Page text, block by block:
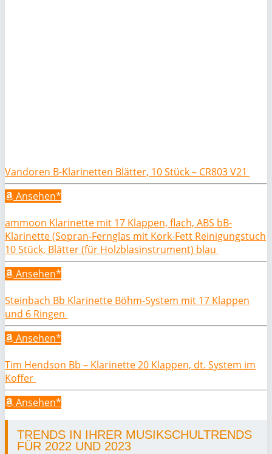
Vandoren B-Klarinetten Blätter, 10 Stück – CR803 V21
Ansehen*
ammoon Klarinette mit 17 Klappen, flach, ABS bB-
Klarinette (Sopran-Fernglas mit Kork-Fett Reinigungstuch
10 Stück, Blätter (für Holzblasinstrument) blau
Ansehen*
Steinbach Bb Klarinette Böhm-System mit 17 Klappen
und 6 Ringen
Ansehen*
Tim Hendson Bb – Klarinette 20 Klappen, dt. System im
Koffer
Ansehen*
TRENDS IN IHRER MUSIKSCHULTRENDS
FÜR 2022 UND 2023